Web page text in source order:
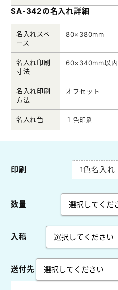
SA-342の名入れ詳細
名入れスペ
ース
80×380mm
名入れ印刷
寸法
60×340mm以内
名入れ印刷
方法
オフセット
名入れ色 １色印刷
印刷 1色名入れ
数量
入稿
送付先